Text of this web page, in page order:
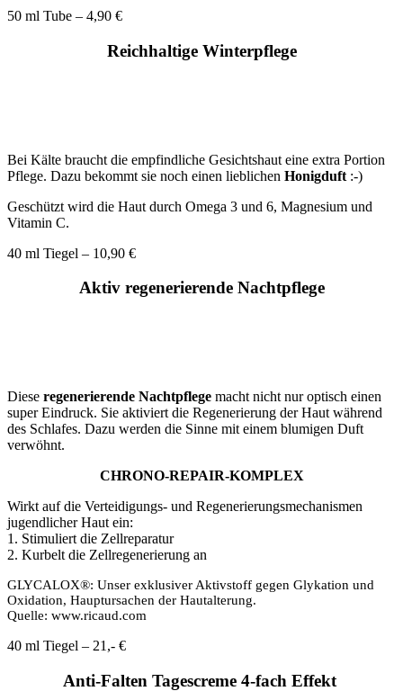
50 ml Tube – 4,90 €
Reichhaltige Winterpflege
Bei Kälte braucht die empfindliche Gesichtshaut eine extra Portion
Pflege. Dazu bekommt sie noch einen lieblichen Honigduft :-)
Geschützt wird die Haut durch Omega 3 und 6, Magnesium und
Vitamin C.
40 ml Tiegel – 10,90 €
Aktiv regenerierende Nachtpflege
Diese regenerierende Nachtpflege macht nicht nur optisch einen
super Eindruck. Sie aktiviert die Regenerierung der Haut während
des Schlafes. Dazu werden die Sinne mit einem blumigen Duft
verwöhnt.
CHRONO-REPAIR-KOMPLEX
Wirkt auf die Verteidigungs- und Regenerierungsmechanismen
jugendlicher Haut ein:
1. Stimuliert die Zellreparatur
2. Kurbelt die Zellregenerierung an
GLYCALOX®: Unser exklusiver Aktivstoff gegen Glykation und
Oxidation, Hauptursachen der Hautalterung.
Quelle: www.ricaud.com
40 ml Tiegel – 21,- €
Anti-Falten Tagescreme 4-fach Effekt